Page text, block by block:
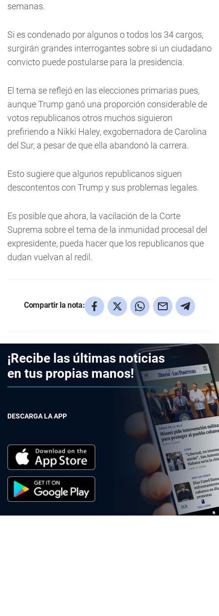
semanas.
Si es condenado por algunos o todos los 34 cargos,
surgirán grandes interrogantes sobre si un ciudadano
convicto puede postularse para la presidencia.
El tema se reflejó en las elecciones primarias pues,
aunque Trump ganó una proporción considerable de
votos republicanos otros muchos siguieron
prefiriendo a Nikki Haley, exgobernadora de Carolina
del Sur, a pesar de que ella abandonó la carrera.
Esto sugiere que algunos republicanos siguen
descontentos con Trump y sus problemas legales.
Es posible que ahora, la vacilación de la Corte
Suprema sobre el tema de la inmunidad procesal del
expresidente, pueda hacer que los republicanos que
dudan vuelvan al redil.
Compartir la nota:
¡Recibe las últimas noticias
en tus propias manos!
DESCARGA LA APP